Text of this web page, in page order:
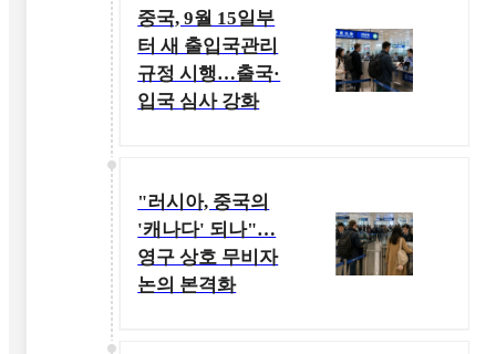
중국, 9월 15일부
터 새 출입국관리
규정 시행…출국·
입국 심사 강화
"러시아, 중국의
'캐나다' 되나"…
영구 상호 무비자
논의 본격화